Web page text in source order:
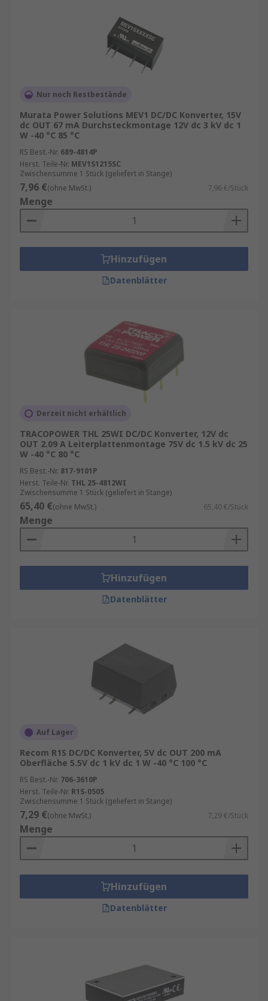
Nur noch Restbestände
Murata Power Solutions MEV1 DC/DC Konverter, 15V
dc OUT 67 mA Durchsteckmontage 12V dc 3 kV dc 1
W -40 °C 85 °C
RS Best.-Nr. 689-4814P
Herst. Teile-Nr. MEV1S1215SC
Zwischensumme 1 Stück (geliefert in Stange)
7,96 €(ohne MwSt.) 7,96 €/Stück
Menge
Hinzufügen
Datenblätter
Derzeit nicht erhältlich
TRACOPOWER THL 25WI DC/DC Konverter, 12V dc
OUT 2.09 A Leiterplattenmontage 75V dc 1.5 kV dc 25
W -40 °C 80 °C
RS Best.-Nr. 817-9101P
Herst. Teile-Nr. THL 25-4812WI
Zwischensumme 1 Stück (geliefert in Stange)
65,40 €(ohne MwSt.) 65,40 €/Stück
Menge
Hinzufügen
Datenblätter
Auf Lager
Recom R1S DC/DC Konverter, 5V dc OUT 200 mA
Oberfläche 5.5V dc 1 kV dc 1 W -40 °C 100 °C
RS Best.-Nr. 706-3610P
Herst. Teile-Nr. R1S-0505
Zwischensumme 1 Stück (geliefert in Stange)
7,29 €(ohne MwSt.) 7,29 €/Stück
Menge
Hinzufügen
Datenblätter